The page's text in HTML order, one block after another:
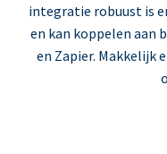
integratie robuust is
en kan koppelen aan
en Zapier. Makkelijk